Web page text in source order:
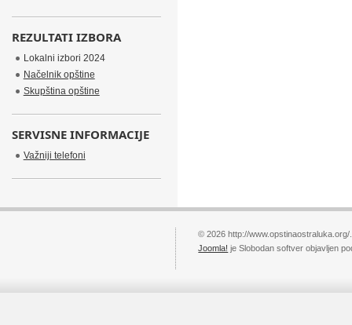
REZULTATI IZBORA
Lokalni izbori 2024
Načelnik opštine
Skupština opštine
SERVISNE INFORMACIJE
Važniji telefoni
© 2026 http://
Joomla! je Slobodan softver objavljen